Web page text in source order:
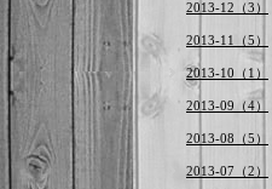
2013-12（3）
2013-11（5）
2013-10（1）
2013-09（4）
2013-08（5）
2013-07（2）